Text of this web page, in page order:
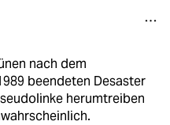
nach dem
beendeten Desaster
herumtreiben